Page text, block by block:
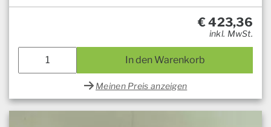
€423,36
inkl. MwSt.
In den Warenkorb
Meinen Preis anzeigen